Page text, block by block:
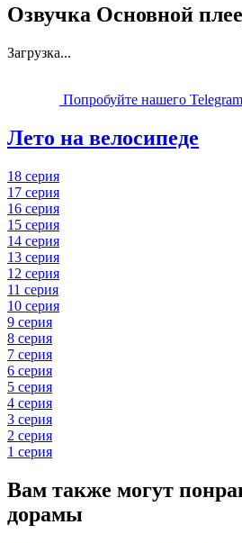
Озвучка Основной
Загрузка...
Попробуйте нашего
Лето на велосипеде
18 серия
17 серия
16 серия
15 серия
14 серия
13 серия
12 серия
11 серия
10 серия
9 серия
8 серия
7 серия
6 серия
5 серия
4 серия
3 серия
2 серия
1 серия
Вам также могут
дорамы